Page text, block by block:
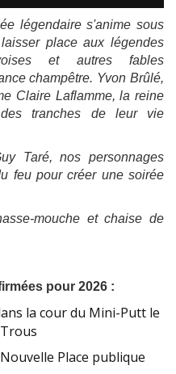
légendaire s'anime sous
place aux légendes
et autres fables
champêtre. Yvon Brûlé,
Claire Laflamme, la reine
tranches de leur vie
Taré, nos personnages
feu pour créer une soirée
mouche et chaise de
pour 2026 :
la cour du Mini-Putt le
Place publique